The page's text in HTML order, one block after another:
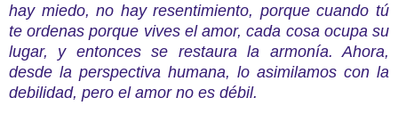
hay miedo, no hay resentimiento, porque cuando tú
te ordenas porque vives el amor, cada cosa ocupa su
lugar, y entonces se restaura la armonía. Ahora,
desde la perspectiva humana, lo asimilamos con la
debilidad, pero el amor no es débil.